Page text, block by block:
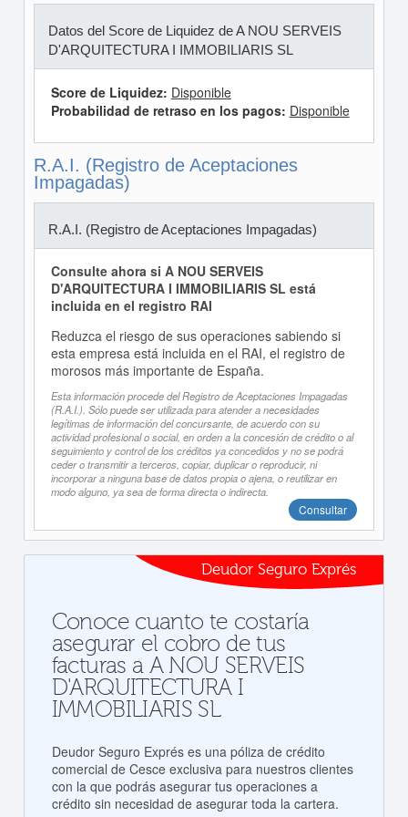
Datos del Score de Liquidez de A NOU SERVEIS
D'ARQUITECTURA I IMMOBILIARIS SL
Score de Liquidez: Disponible
Probabilidad de retraso en los pagos: Disponible
R.A.I. (Registro de Aceptaciones
Impagadas)
R.A.I. (Registro de Aceptaciones Impagadas)
Consulte ahora si A NOU SERVEIS
D'ARQUITECTURA I IMMOBILIARIS SL está
incluida en el registro RAI
Reduzca el riesgo de sus operaciones sabiendo si
esta empresa está incluida en el RAI, el registro de
morosos más importante de España.
Esta información procede del Registro de Aceptaciones Impagadas
(R.A.I.). Sólo puede ser utilizada para atender a necesidades
legítimas de información del concursante, de acuerdo con su
actividad profesional o social, en orden a la concesión de crédito o al
seguimiento y control de los créditos ya concedidos y no se podrá
ceder o transmitir a terceros, copiar, duplicar o reproducir, ni
incorporar a ninguna base de datos propia o ajena, o reutilizar en
modo alguno, ya sea de forma directa o indirecta.
Consultar
Deudor Seguro Exprés
Conoce cuanto te costaría
asegurar el cobro de tus
facturas a A NOU SERVEIS
D'ARQUITECTURA I
IMMOBILIARIS SL
Deudor Seguro Exprés es una póliza de crédito
comercial de Cesce exclusiva para nuestros clientes
con la que podrás asegurar tus operaciones a
crédito sin necesidad de asegurar toda la cartera.